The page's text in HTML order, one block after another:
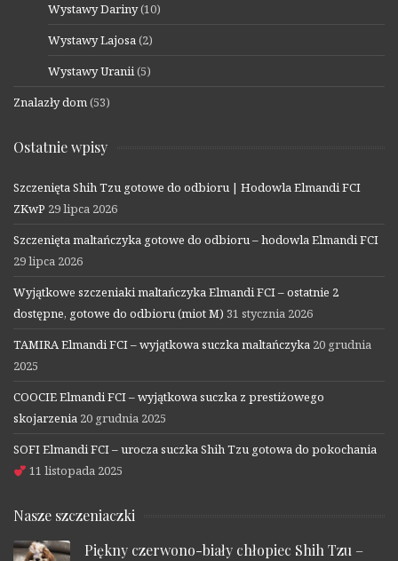
Wystawy Dariny(10)
Wystawy Lajosa(2)
Wystawy Uranii(5)
Znalazły dom(53)
Ostatnie wpisy
Szczenięta Shih Tzu gotowe do odbioru | Hodowla Elmandi FCI
ZKwP 29 lipca 2026
Szczenięta maltańczyka gotowe do odbioru – hodowla Elmandi FCI
29 lipca 2026
Wyjątkowe szczeniaki maltańczyka Elmandi FCI – ostatnie 2
dostępne, gotowe do odbioru (miot M) 31 stycznia 2026
TAMIRA Elmandi FCI – wyjątkowa suczka maltańczyka 20 grudnia
2025
COOCIE Elmandi FCI – wyjątkowa suczka z prestiżowego
skojarzenia 20 grudnia 2025
SOFI Elmandi FCI – urocza suczka Shih Tzu gotowa do pokochania
11 listopada 2025
Nasze szczeniaczki
Piękny czerwono-biały chłopiec Shih Tzu –